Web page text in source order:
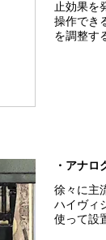
止効果を
操作でき
を調整す
・アナロ
徐々に主
ハイヴィ
使って設